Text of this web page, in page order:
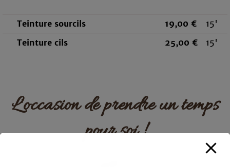
Teinture sourcils 19,00 €
15'
Teinture cils
25,00 € 15'
L'occasion de prendre un temps
pour soi !